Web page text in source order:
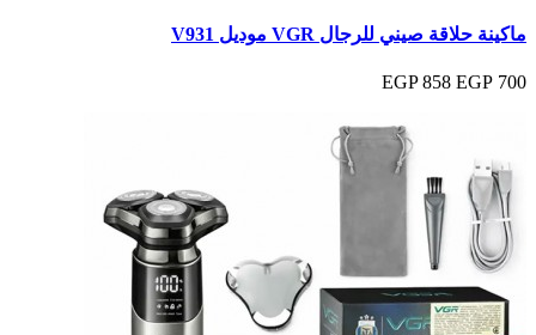
ماكينة حلاقة صيني للرجال VGR موديل V931
700 EGP
858 EGP